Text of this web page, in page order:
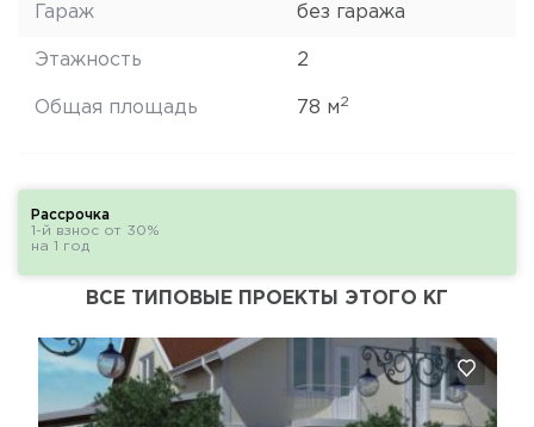
Гараж без гаража
Этажность 2
Общая площадь 78 м2
Рассрочка
1-й взнос от 30%
на 1 год
ВСЕ ТИПОВЫЕ ПРОЕКТЫ ЭТОГО КГ